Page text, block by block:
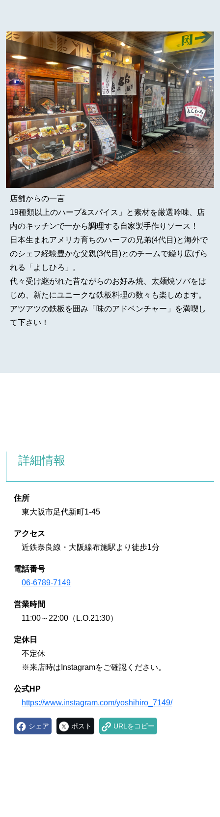
店舗からの一言
19種類以上のハーブ&スパイス」と素材を厳選吟味、店
内のキッチンで一から調理する自家製手作りソース！
日本生まれアメリカ育ちのハーフの兄弟(4代目)と海外で
のシェフ経験豊かな父親(3代目)とのチームで繰り広げら
れる「よしひろ」。
代々受け継がれた昔ながらのお好み焼、太麺焼ソバをは
じめ、新たにユニークな鉄板料理の数々も楽しめます。
アツアツの鉄板を囲み「味のアドベンチャー」を満喫し
て下さい！
詳細情報
住所
東大阪市足代新町1-45
アクセス
近鉄奈良線・大阪線布施駅より徒歩1分
電話番号
06-6789-7149
営業時間
11:00～22:00（L.O.21:30）
定休日
不定休
※来店時はInstagramをご確認ください。
公式HP
https://www.instagram.com/yoshihiro_7149/
シェア ポスト URLをコピー